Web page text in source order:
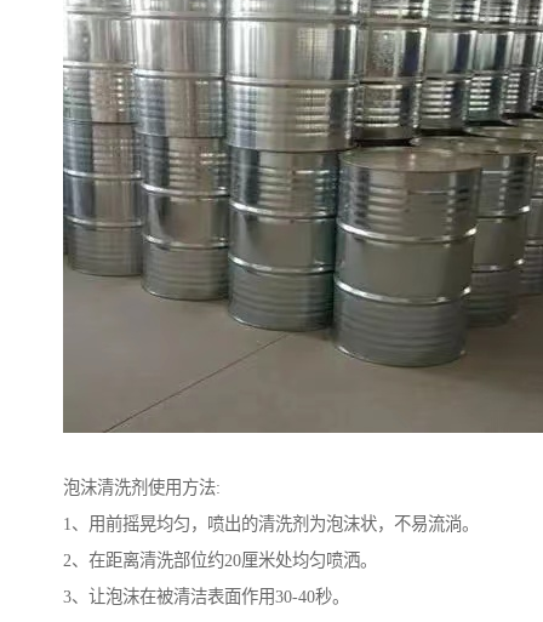
泡沫清洗剂使用方法:
1、用前摇晃均匀，喷出的清洗剂为泡沫状，不易流淌。
2、在距离清洗部位约20厘米处均匀喷洒。
3、让泡沫在被清洁表面作用30-40秒。